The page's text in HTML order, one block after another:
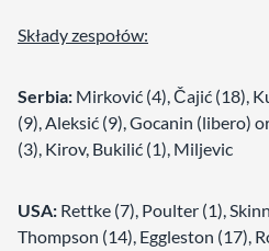
Składy zespołów:
Serbia: Mirković (4), Čajić (18),
(9), Aleksić (9), Gocanin (libero)
(3), Kirov, Bukilić (1), Miljevic
USA: Rettke (7), Poulter (1),
Thompson (14), Eggleston (17),